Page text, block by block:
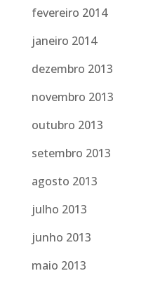
fevereiro 2014
janeiro 2014
dezembro 2013
novembro 2013
outubro 2013
setembro 2013
agosto 2013
julho 2013
junho 2013
maio 2013